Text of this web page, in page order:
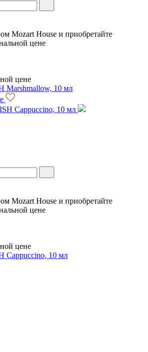
Mozart House и приобретайте
цене
цене
Marshmallow, 10 мл
Mozart House и приобретайте
цене
цене
Cappuccino, 10 мл